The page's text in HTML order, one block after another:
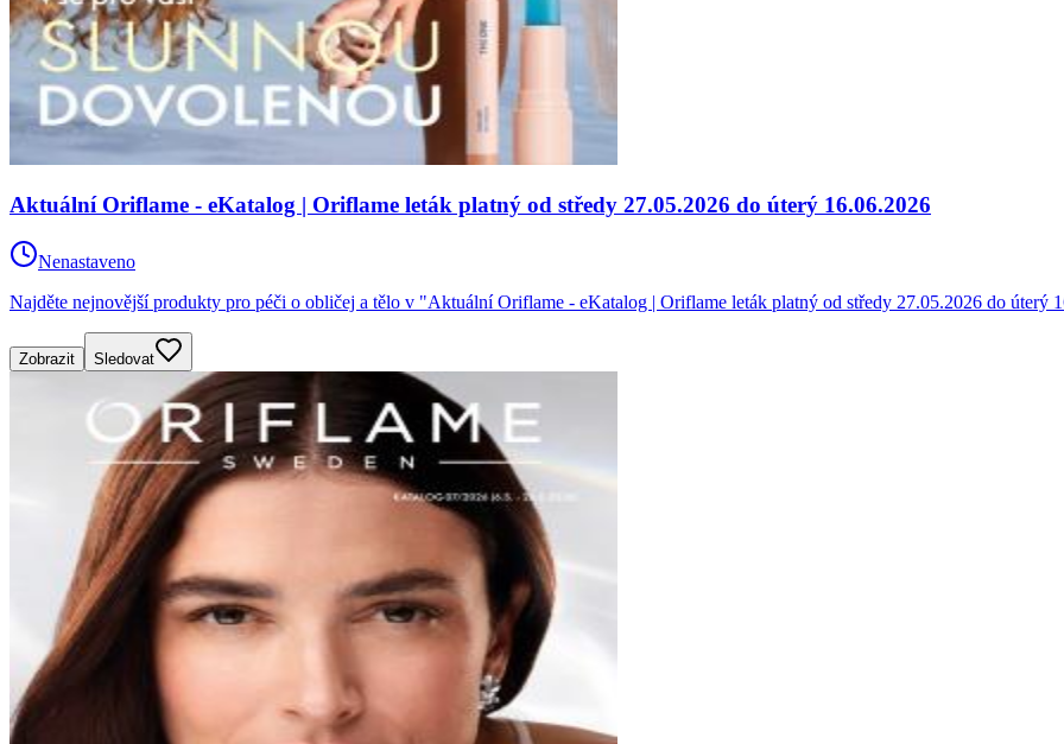
Aktuální Oriflame - eKatalog | Oriflame leták platný od středy 27.05.2026 do úterý 16.06.2026
Nenastaveno
Najděte nejnovější produkty pro péči o obličej a tělo v "Aktuální Oriflame - eKatalog | Oriflame leták platný od středy 27.05.2026 do
Zobrazit Sledovat